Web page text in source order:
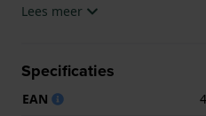
horloge geleverd met 2 jaar
Lees meer
Specificaties
EAN